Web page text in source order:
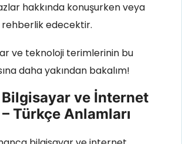
hakkında konuşurken veya
edecektir.
ve teknoloji terimlerinin bu
daha yakından bakalım!
ve İnternet
Türkçe Anlamları